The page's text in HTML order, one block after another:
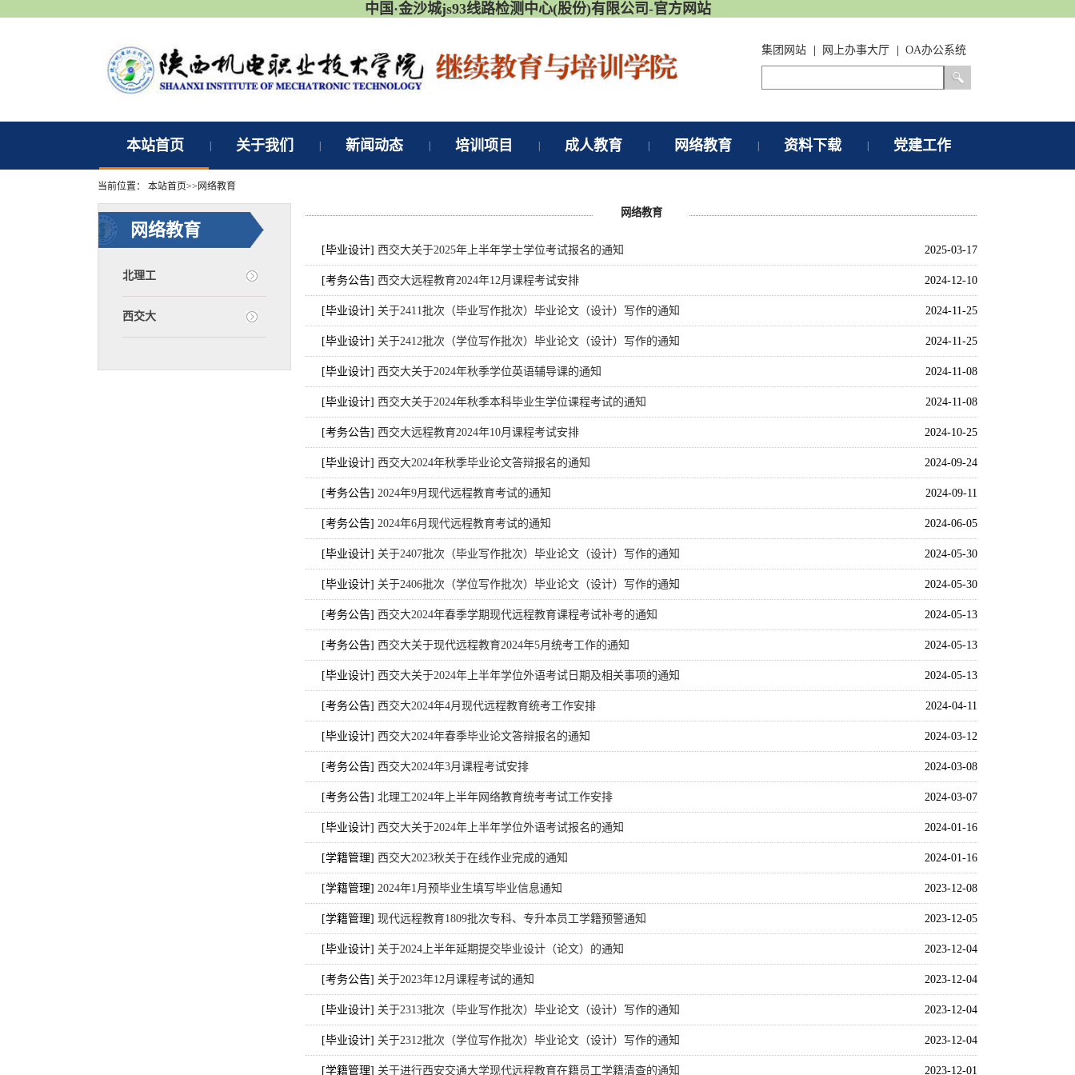
中国·金沙城js93线路检测中心(股份)有限公司-官方网站
集团网站 网上办事大厅 OA办公系统
本站首页 关于我们 新闻动态 培训项目 成人教育 网络教育 资料下载 党建工作
当前位置： 本站首页>> 网络教育
网络教育
北理工
西交大
网络教育
2025-03-17
[毕业设计] 西交大关于2025年上半年学士学位考试报名的通知
2024-12-10
[考务公告] 西交大远程教育2024年12月课程考试安排
2024-11-25
[毕业设计] 关于2411批次（毕业写作批次）毕业论文（设计）写作的通知
2024-11-25
[毕业设计] 关于2412批次（学位写作批次）毕业论文（设计）写作的通知
2024-11-08
[毕业设计] 西交大关于2024年秋季学位英语辅导课的通知
2024-11-08
[毕业设计] 西交大关于2024年秋季本科毕业生学位课程考试的通知
2024-10-25
[考务公告] 西交大远程教育2024年10月课程考试安排
2024-09-24
[毕业设计] 西交大2024年秋季毕业论文答辩报名的通知
2024-09-11
[考务公告] 2024年9月现代远程教育考试的通知
2024-06-05
[考务公告] 2024年6月现代远程教育考试的通知
2024-05-30
[毕业设计] 关于2407批次（毕业写作批次）毕业论文（设计）写作的通知
2024-05-30
[毕业设计] 关于2406批次（学位写作批次）毕业论文（设计）写作的通知
2024-05-13
[考务公告] 西交大2024年春季学期现代远程教育课程考试补考的通知
2024-05-13
[考务公告] 西交大关于现代远程教育2024年5月统考工作的通知
2024-05-13
[毕业设计] 西交大关于2024年上半年学位外语考试日期及相关事项的通知
2024-04-11
[考务公告] 西交大2024年4月现代远程教育统考工作安排
2024-03-12
[毕业设计] 西交大2024年春季毕业论文答辩报名的通知
2024-03-08
[考务公告] 西交大2024年3月课程考试安排
2024-03-07
[考务公告] 北理工2024年上半年网络教育统考考试工作安排
2024-01-16
[毕业设计] 西交大关于2024年上半年学位外语考试报名的通知
2024-01-16
[学籍管理] 西交大2023秋关于在线作业完成的通知
2023-12-08
[学籍管理] 2024年1月预毕业生填写毕业信息通知
2023-12-05
[学籍管理] 现代远程教育1809批次专科、专升本员工学籍预警通知
2023-12-04
[毕业设计] 关于2024上半年延期提交毕业设计（论文）的通知
2023-12-04
[考务公告] 关于2023年12月课程考试的通知
2023-12-04
[毕业设计] 关于2313批次（毕业写作批次）毕业论文（设计）写作的通知
2023-12-04
[毕业设计] 关于2312批次（学位写作批次）毕业论文（设计）写作的通知
2023-12-01
[学籍管理] 关于进行西安交通大学现代远程教育在籍员工学籍清查的通知